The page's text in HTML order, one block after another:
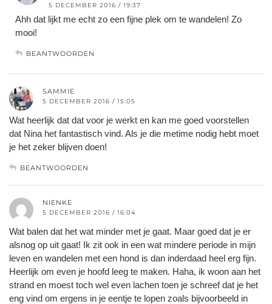
5 DECEMBER 2016 / 19:37
Ahh dat lijkt me echt zo een fijne plek om te wandelen! Zo
mooi!
BEANTWOORDEN
SAMMIE
5 DECEMBER 2016 / 15:05
Wat heerlijk dat dat voor je werkt en kan me goed voorstellen
dat Nina het fantastisch vind. Als je die metime nodig hebt moet
je het zeker blijven doen!
BEANTWOORDEN
NIENKE
5 DECEMBER 2016 / 16:04
Wat balen dat het wat minder met je gaat. Maar goed dat je er
alsnog op uit gaat! Ik zit ook in een wat mindere periode in mijn
leven en wandelen met een hond is dan inderdaad heel erg fijn.
Heerlijk om even je hoofd leeg te maken. Haha, ik woon aan het
strand en moest toch wel even lachen toen je schreef dat je het
eng vind om ergens in je eentje te lopen zoals bijvoorbeeld in